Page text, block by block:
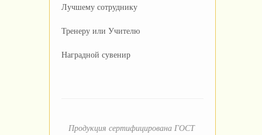
Лучшему сотруднику
Тренеру или Учителю
Наградной сувенир
Продукция сертифицирована ГОСТ